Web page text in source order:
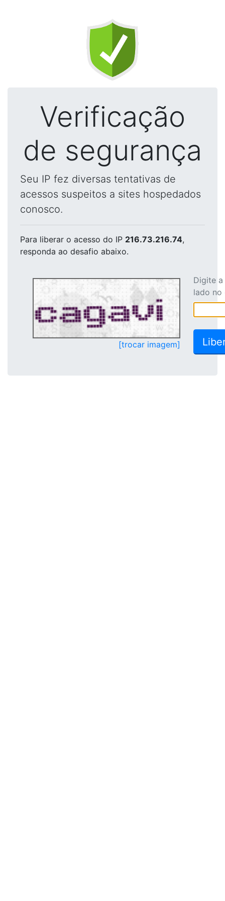
Verificação
de segurança
Seu IP fez diversas tentativas de
acessos suspeitos a sites hospedados
conosco.
Para liberar o acesso do IP 216.73.216.74,
responda ao desafio abaixo.
[trocar imagem]
Digite
lado no